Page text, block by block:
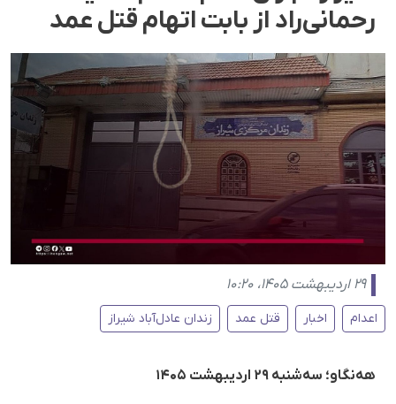
رحمانی‌راد از بابت اتهام قتل عمد
۲۹ اردیبهشت ۱۴۰۵، ۱۰:۲۰
اعدام اخبار قتل عمد زندان عادل‌آباد شیراز
هه‌نگاو؛ سه‌شنبه ۲۹ اردیبهشت ۱۴۰۵